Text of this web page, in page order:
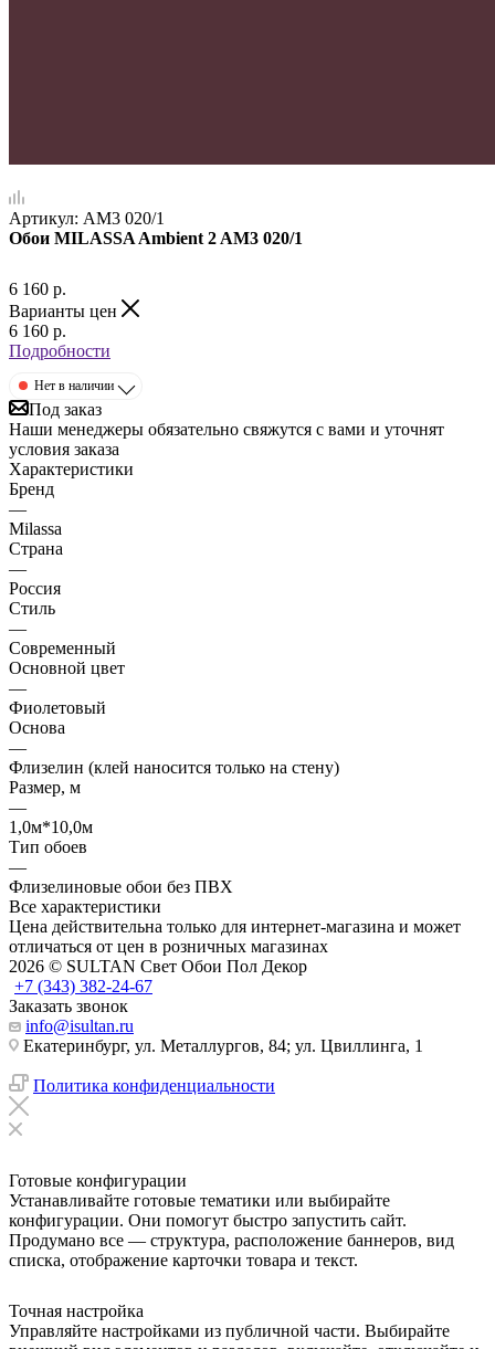
Артикул: AM3 020/1
Обои MILASSA Ambient 2 AM3 020/1
6 160 р.
Варианты цен
6 160 р.
Подробности
Нет в наличии
Под заказ
Наши менеджеры обязательно свяжутся с вами и уточнят
условия заказа
Характеристики
Бренд
—
Milassa
Страна
—
Россия
Стиль
—
Современный
Основной цвет
—
Фиолетовый
Основа
—
Флизелин (клей наносится только на стену)
Размер, м
—
1,0м*10,0м
Тип обоев
—
Флизелиновые обои без ПВХ
Все характеристики
Цена действительна только для интернет-магазина и может
отличаться от цен в розничных магазинах
2026 © SULTAN Свет Обои Пол Декор
+7 (343) 382-24-67
Заказать звонок
info@isultan.ru
Екатеринбург, ул. Металлургов, 84; ул. Цвиллинга, 1
Политика конфиденциальности
Готовые конфигурации
Устанавливайте готовые тематики или выбирайте
конфигурации. Они помогут быстро запустить сайт.
Продумано все — структура, расположение баннеров, вид
списка, отображение карточки товара и текст.
Точная настройка
Управляйте настройками из публичной части. Выбирайте